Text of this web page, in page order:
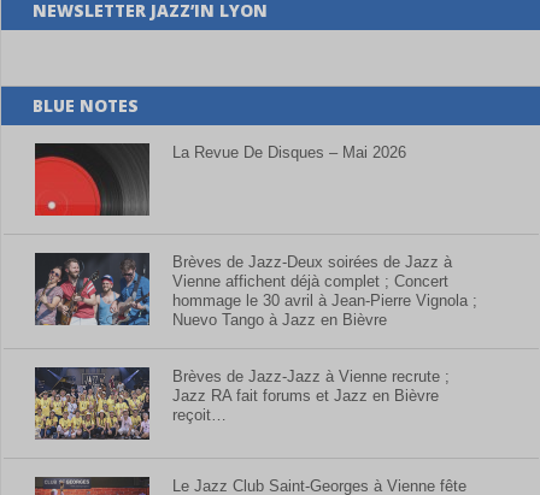
NEWSLETTER JAZZ’IN LYON
BLUE NOTES
La Revue De Disques – Mai 2026
Brèves de Jazz-Deux soirées de Jazz à
Vienne affichent déjà complet ; Concert
hommage le 30 avril à Jean-Pierre Vignola ;
Nuevo Tango à Jazz en Bièvre
Brèves de Jazz-Jazz à Vienne recrute ;
Jazz RA fait forums et Jazz en Bièvre
reçoit…
Le Jazz Club Saint-Georges à Vienne fête